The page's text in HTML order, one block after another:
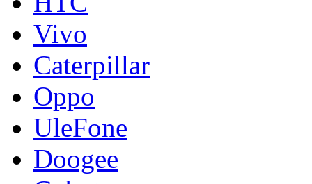
Vivo
Caterpillar
Oppo
UleFone
Doogee